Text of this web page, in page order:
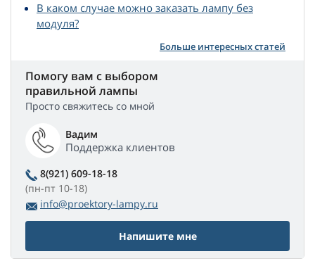
В каком случае можно заказать лампу без
модуля?
Больше интересных статей
Помогу вам с выбором
правильной лампы
Просто свяжитесь со мной
Вадим
Поддержка клиентов
8(921) 609-18-18
(пн-пт 10-18)
info@proektory-lampy.ru
Напишите мне